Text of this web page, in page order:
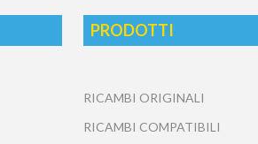
PRODOTTI
RICAMBI ORIGINALI
RICAMBI COMPATIBILI